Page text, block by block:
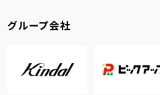
グループ会社